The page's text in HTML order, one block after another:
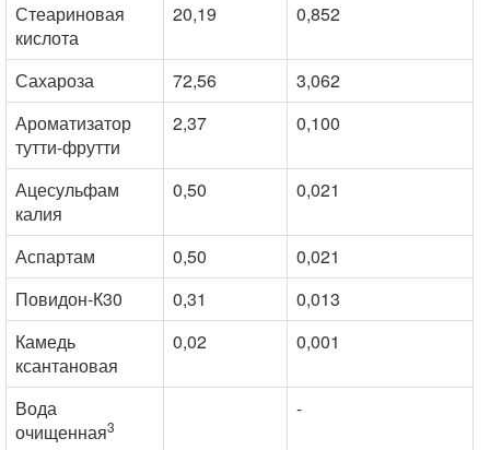
Стеариновая
кислота
20,19 0,852
Сахароза 72,56
3,062
Ароматизатор
тутти-фрутти
2,37 0,100
Ацесульфам
калия
0,50 0,021
Аспартам 0,50
0,021
Повидон-К30
0,31
0,013
Камедь
ксантановая
0,02 0,001
Вода
очищенная3
-